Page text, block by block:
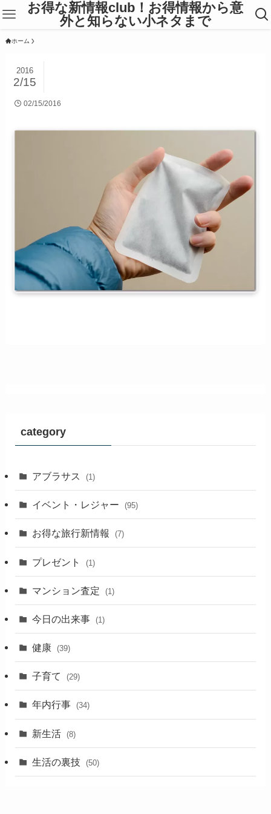
お得な新情報club！お得情報から意
外と知らない小ネタまで
ホーム
2016
2/15
02/15/2016
category
アブラサス (1)
イベント・レジャー (95)
お得な旅行新情報 (7)
プレゼント (1)
マンション査定 (1)
今日の出来事 (1)
健康 (39)
子育て (29)
年内行事 (34)
新生活 (8)
生活の裏技 (50)